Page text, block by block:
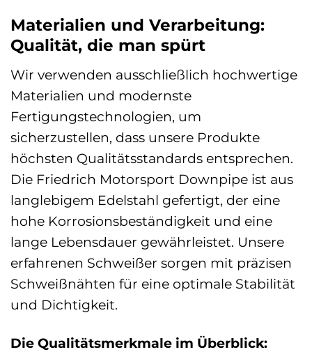
Materialien und Verarbeitung:
Qualität, die man spürt
Wir verwenden ausschließlich hochwertige
Materialien und modernste
Fertigungstechnologien, um
sicherzustellen, dass unsere Produkte
höchsten Qualitätsstandards entsprechen.
Die Friedrich Motorsport Downpipe ist aus
langlebigem Edelstahl gefertigt, der eine
hohe Korrosionsbeständigkeit und eine
lange Lebensdauer gewährleistet. Unsere
erfahrenen Schweißer sorgen mit präzisen
Schweißnähten für eine optimale Stabilität
und Dichtigkeit.
Die Qualitätsmerkmale im Überblick: